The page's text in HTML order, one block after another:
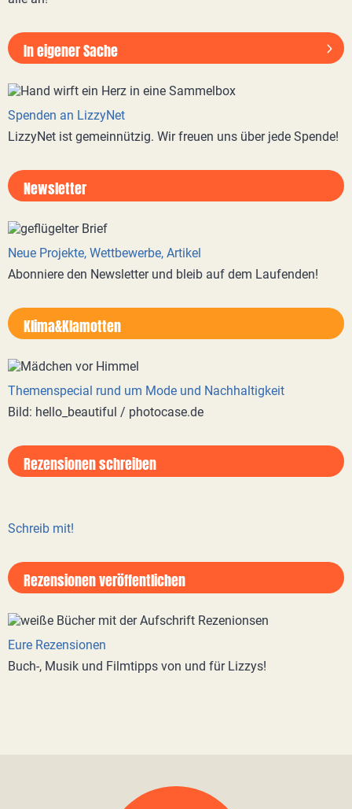
In eigener Sache
Spenden an LizzyNet
LizzyNet ist gemeinnützig. Wir freuen uns über jede Spende!
Newsletter
Neue Projekte, Wettbewerbe, Artikel
Abonniere den Newsletter und bleib auf dem Laufenden!
Klima&Klamotten
Themenspecial rund um Mode und Nachhaltigkeit
Bild: hello_beautiful / photocase.de
Rezensionen schreiben
Schreib mit!
Rezensionen veröffentlichen
Eure Rezensionen
Buch-, Musik und Filmtipps von und für Lizzys!